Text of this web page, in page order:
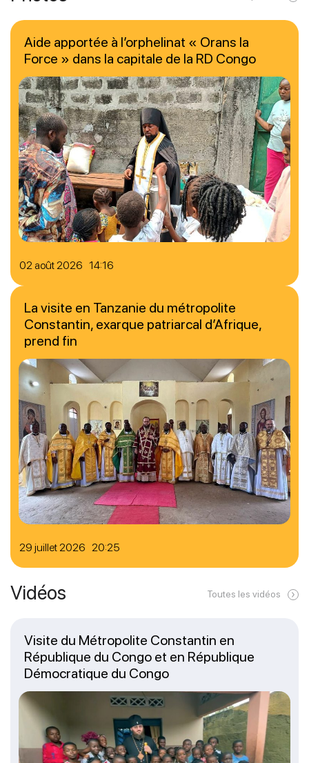
02 août 2026 14:16
Aide apportée à l’orphelinat « Orans la
Force » dans la capitale de la RD Congo
29 juillet 2026 20:25
La visite en Tanzanie du métropolite
Constantin, exarque patriarcal d’Afrique,
prend fin
Vidéos Toutes les vidéos
Visite du Métropolite Constantin en
République du Congo et en République
Démocratique du Congo